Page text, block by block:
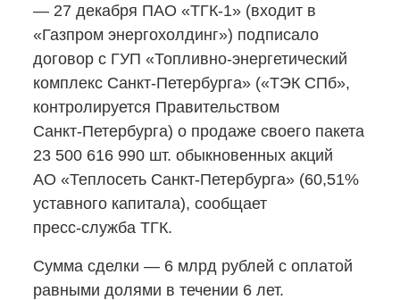
— 27 декабря ПАО «ТГК-1» (входит в
«Газпром энергохолдинг») подписало
договор с ГУП «Топливно-энергетический
комплекс Санкт-Петербурга» («ТЭК СПб»,
контролируется Правительством
Санкт-Петербурга) о продаже своего пакета
23 500 616 990 шт. обыкновенных акций
АО «Теплосеть Санкт-Петербурга» (60,51%
уставного капитала), сообщает
пресс-служба ТГК.
Сумма сделки — 6 млрд рублей с оплатой
равными долями в течении 6 лет.